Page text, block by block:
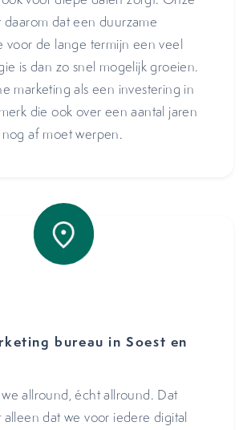
dat een duurzame
voor de lange termijn een veel
is dan zo snel mogelijk groeien.
marketing als een investering in
die ook over een aantal jaren
af moet werpen.
bureau in Soest en
allround, écht allround. Dat
dat we voor iedere digital